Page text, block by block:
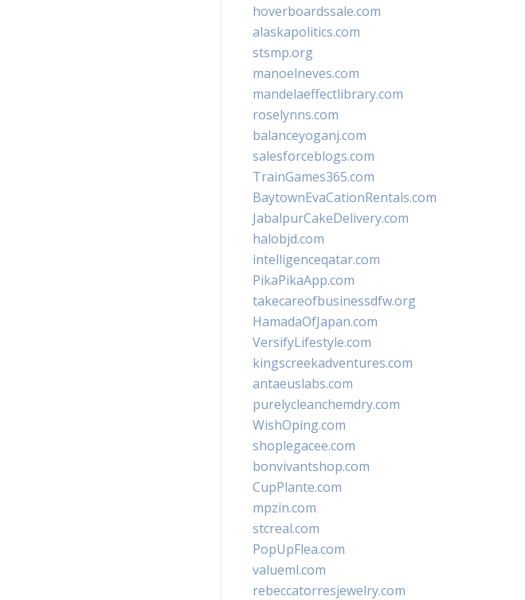
hoverboardssale.com
alaskapolitics.com
stsmp.org
manoelneves.com
mandelaeffectlibrary.com
roselynns.com
balanceyoganj.com
salesforceblogs.com
TrainGames365.com
BaytownEvaCationRentals.com
JabalpurCakeDelivery.com
halobjd.com
intelligenceqatar.com
PikaPikaApp.com
takecareofbusinessdfw.org
HamadaOfJapan.com
VersifyLifestyle.com
kingscreekadventures.com
antaeuslabs.com
purelycleanchemdry.com
WishOping.com
shoplegacee.com
bonvivantshop.com
CupPlante.com
mpzin.com
stcreal.com
PopUpFlea.com
valueml.com
rebeccatorresjewelry.com